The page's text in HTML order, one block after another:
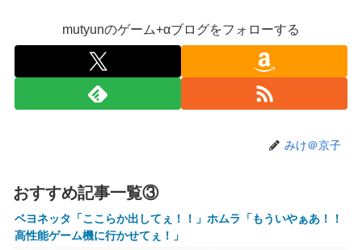
【悲報】風俗嬢やってる女の末路ｗｗｗｗｗｗｗｗｗｗｗ
【警告】社会人「スムージーにキウイ皮ごと入れよ。これ美
容にいいんだよね〜」→ 結果…
【画像】コスプレイヤーが死ぬ気で痩せた結果ｗｗｗｗ
【衝撃】クルタ族虐 殺の犯人、ツェリードニヒで確定！ク
オコエ瑠偉、メキシコに渡って2球団を即クビ→SNS更新が3
ヶ月間止まって消息不明に
町の弁当屋「申し訳ないが消費税1%になったらその分商品
代を値上げするわ」
mutyunのゲーム+αブログをフォローする
みけ＠京子
おすすめ記事一覧③
ベヨネッタ「ここらか出してぇ！！」ホムラ「もういやぁあ！！
高性能ゲーム機に行かせてぇ！」